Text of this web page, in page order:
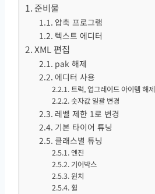
준비물
압축 프로그램
텍스트 에디터
XML 편집
pak 해제
에디터 사용
트럭, 업그레이드 아이템 해제
숫자값 일괄 변경
레벨 제한 1로 변경
기본 타이어 튜닝
클래스별 튜닝
엔진
기어박스
윈치
휠